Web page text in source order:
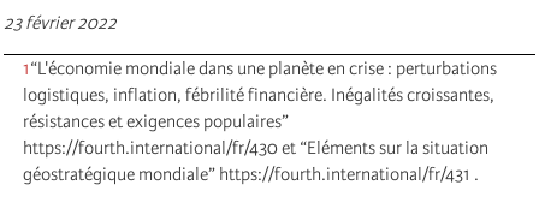
23 février 2022
1“L'économie mondiale dans une planète en crise : perturbations
logistiques, inflation, fébrilité financière. Inégalités croissantes,
résistances et exigences populaires”
https://fourth.international/fr/430 et “Eléments sur la situation
géostratégique mondiale” https://fourth.international/fr/431 .